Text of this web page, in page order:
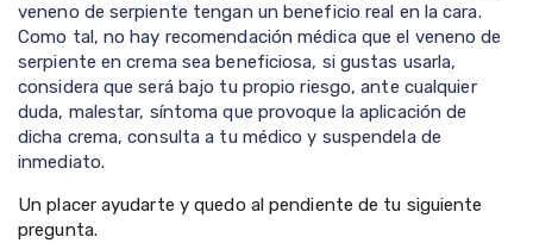
veneno de serpiente tengan un beneficio real en la cara.
Como tal, no hay recomendación médica que el veneno de
serpiente en crema sea beneficiosa, si gustas usarla,
considera que será bajo tu propio riesgo, ante cualquier
duda, malestar, síntoma que provoque la aplicación de
dicha crema, consulta a tu médico y suspendela de
inmediato.
Un placer ayudarte y quedo al pendiente de tu siguiente
pregunta.